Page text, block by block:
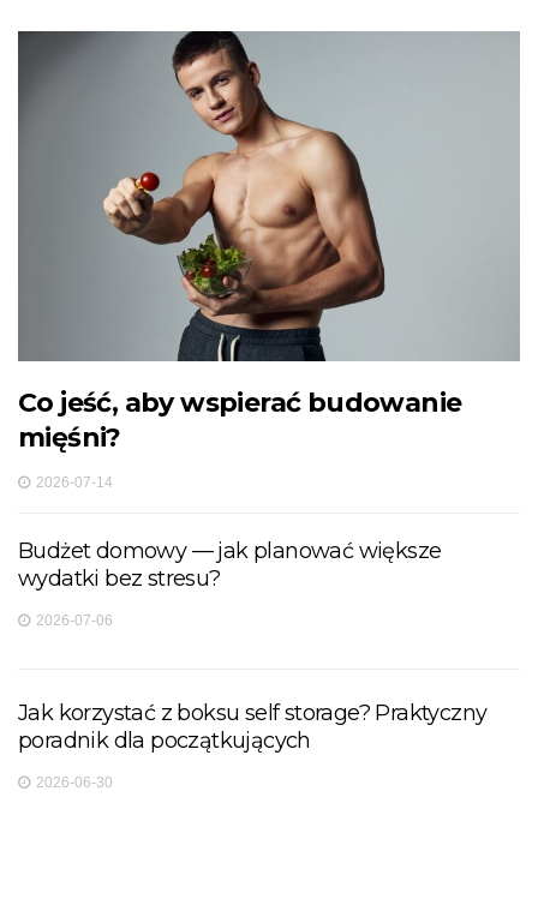
Co jeść, aby wspierać budowanie
mięśni?
2026-07-14
Budżet domowy — jak planować większe
wydatki bez stresu?
2026-07-06
Jak korzystać z boksu self storage? Praktyczny
poradnik dla początkujących
2026-06-30